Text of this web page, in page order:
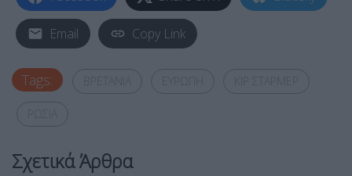
Email Copy Link
Tags:
Σχετικά Άρθρα